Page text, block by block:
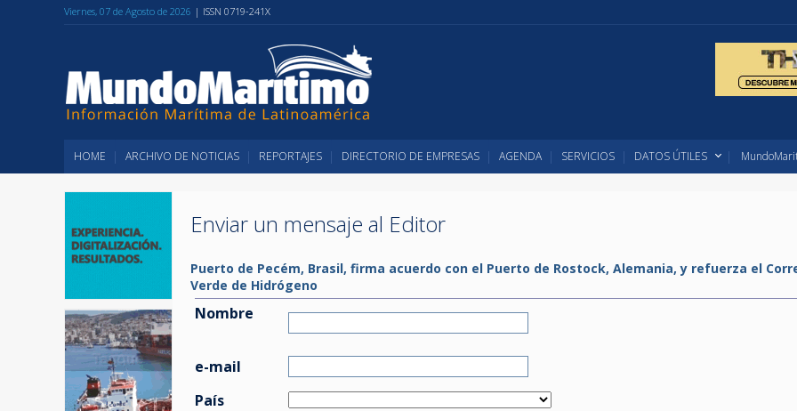
Viernes, 07 de Agosto de 2026 | ISSN 0719-241X
HOME ARCHIVO DE NOTICIAS REPORTAJES DIRECTORIO DE EMPRESAS AGENDA SERVICIOS DATOS ÚTILES
Enviar un mensaje al Editor
Puerto de Pecém, Brasil, firma acuerdo con el Puerto de Rostock, Alemania, y refuerza el
Verde de Hidrógeno
Nombre
e-mail
País